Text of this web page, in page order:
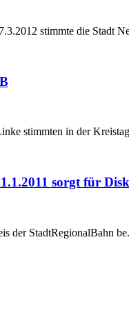
stimmte die Stadt
stimmten in der
sorgt für
der StadtRegionalBahn